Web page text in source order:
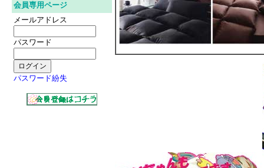
会員専用ページ
メールアドレス
パスワード
パスワード紛失